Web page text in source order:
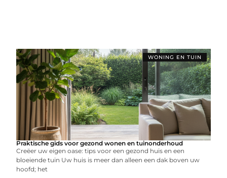
WONING EN TUIN
Praktische gids voor gezond wonen en tuinonderhoud
Creëer uw eigen oase: tips voor een gezond huis en een
bloeiende tuin Uw huis is meer dan alleen een dak boven uw
hoofd; het